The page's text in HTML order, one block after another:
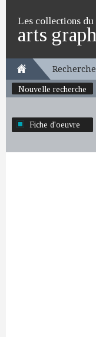
Les collections du
arts
Nouvelle recherche
Fiche d'oeuvre